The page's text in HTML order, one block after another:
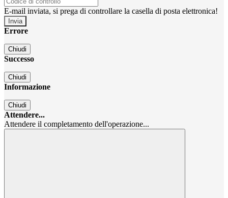
E-mail inviata, si prega di controllare la casella di posta elettronica!
Errore
Chiudi
Successo
Chiudi
Informazione
Chiudi
Attendere...
Attendere il completamento dell'operazione...